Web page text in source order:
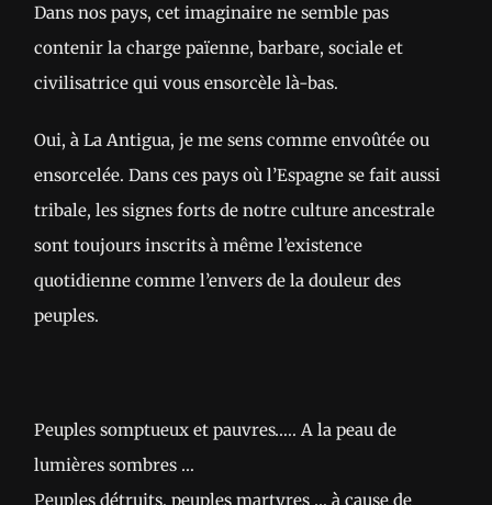
Dans nos pays, cet imaginaire ne semble pas
contenir la charge païenne, barbare, sociale et
civilisatrice qui vous ensorcèle là-bas.
Oui, à La Antigua, je me sens comme envoûtée ou
ensorcelée. Dans ces pays où l’Espagne se fait aussi
tribale, les signes forts de notre culture ancestrale
sont toujours inscrits à même l’existence
quotidienne comme l’envers de la douleur des
peuples.
Peuples somptueux et pauvres….. A la peau de
lumières sombres …
Peuples détruits, peuples martyres … à cause de